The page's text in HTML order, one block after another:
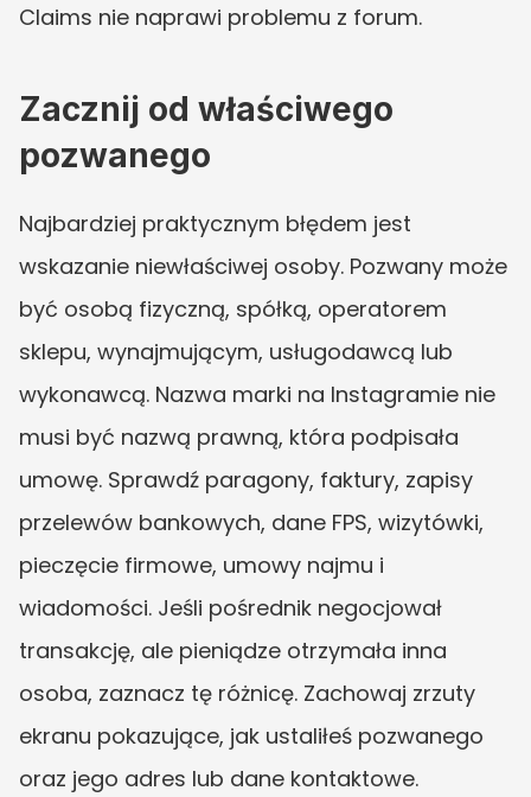
Claims nie naprawi problemu z forum.
Zacznij od właściwego
pozwanego
Najbardziej praktycznym błędem jest
wskazanie niewłaściwej osoby. Pozwany może
być osobą fizyczną, spółką, operatorem
sklepu, wynajmującym, usługodawcą lub
wykonawcą. Nazwa marki na Instagramie nie
musi być nazwą prawną, która podpisała
umowę. Sprawdź paragony, faktury, zapisy
przelewów bankowych, dane FPS, wizytówki,
pieczęcie firmowe, umowy najmu i
wiadomości. Jeśli pośrednik negocjował
transakcję, ale pieniądze otrzymała inna
osoba, zaznacz tę różnicę. Zachowaj zrzuty
ekranu pokazujące, jak ustaliłeś pozwanego
oraz jego adres lub dane kontaktowe.